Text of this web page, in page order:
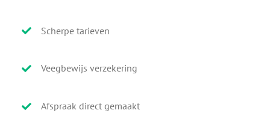
Scherpe tarieven
Veegbewijs verzekering
Afspraak direct gemaakt